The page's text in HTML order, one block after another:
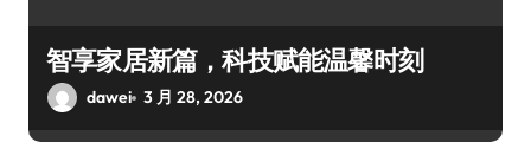
智享家居新篇，科技赋能温馨时刻
dawei 3 月 28, 2026